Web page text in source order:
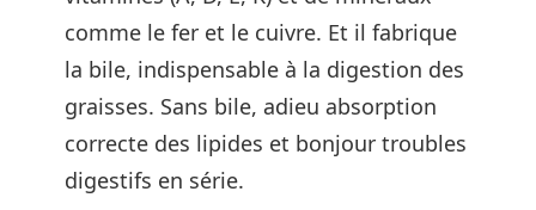
comme le fer et le cuivre. Et il fabrique
la bile, indispensable à la digestion des
graisses. Sans bile, adieu absorption
correcte des lipides et bonjour troubles
digestifs en série.